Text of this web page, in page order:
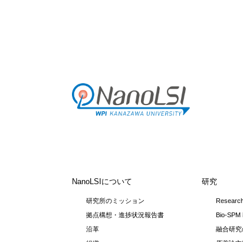
NanoLSIについて
研究所のミッション
拠点構想・進捗状況報告書
沿革
研究
Bio-SPM
融合研究